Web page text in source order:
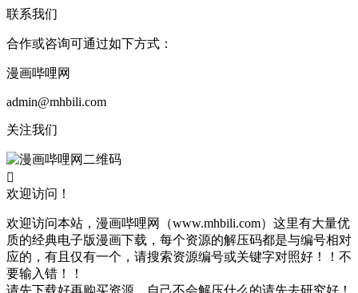
联系我们
合作或咨询可通过如下方式：
漫画哔哩网
admin@mhbili.com
关注我们

欢迎访问！
欢迎访问本站，漫画哔哩网（www.mhbili.com）这里有大量优
质的经典电子版漫画下载，每个资源的解压码都是与编号相对
应的，有且仅有一个，请搜索资源编号或关键字对照好！！不
要输入错！！
请先下载好再购买资源，自己不会解压什么的请先去研究好！